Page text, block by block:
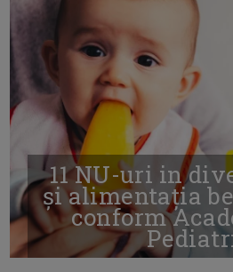
11 NU-uri in
și alimentația
conform